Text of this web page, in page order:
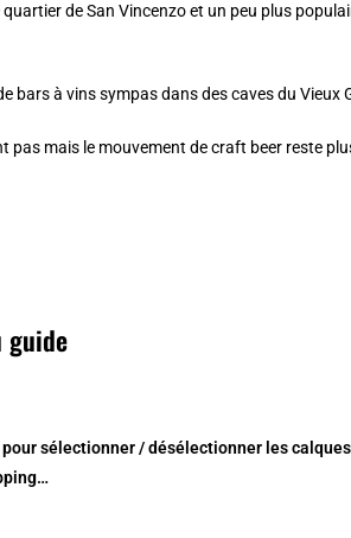
quartier de San Vincenzoet un peu plus
bars à vins sympas dans des caves du Vieux
pas mais le mouvement de craft beer reste
guide
pour sélectionner / désélectionner les